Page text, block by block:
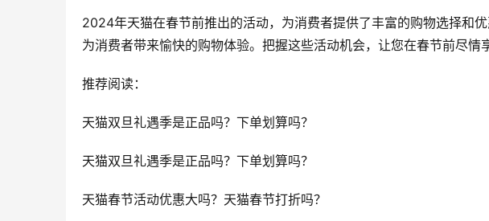
2024年天猫在春节前推出的活动，为消费者提供了丰富的购物选择和
为消费者带来愉快的购物体验。把握这些活动机会，让您在春节前尽情
推荐阅读：
天猫双旦礼遇季是正品吗？下单划算吗？
天猫双旦礼遇季是正品吗？下单划算吗？
天猫春节活动优惠大吗？天猫春节打折吗？